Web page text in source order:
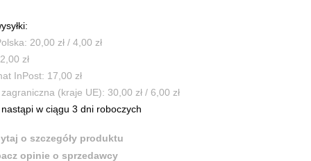
20,00 zł / 4,00 zł
zł
InPost: 17,00 zł
zagraniczna (kraje UE): 30,00 zł / 6,00 zł
nastąpi w ciągu 3 dni roboczych
o szczegóły produktu
opinie o sprzedawcy